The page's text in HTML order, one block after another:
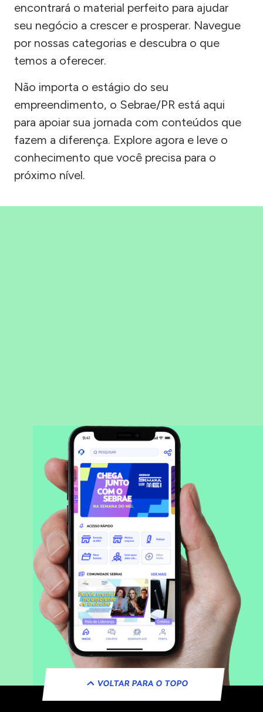
encontrará o material perfeito para ajudar
seu negócio a crescer e prosperar. Navegue
por nossas categorias e descubra o que
temos a oferecer.
Não importa o estágio do seu
empreendimento, o Sebrae/PR está aqui
para apoiar sua jornada com conteúdos que
fazem a diferença. Explore agora e leve o
conhecimento que você precisa para o
próximo nível.
VOLTAR PARA O TOPO